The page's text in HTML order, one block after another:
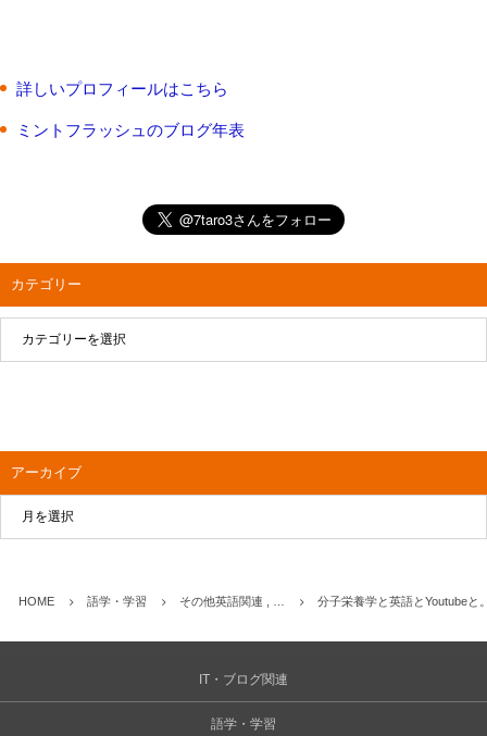
詳しいプロフィールはこちら
ミントフラッシュのブログ年表
カテゴリー
アーカイブ
HOME 語学・学習 その他英語関連 , … 分子栄養学と英語とYoutubeと
IT・ブログ関連
語学・学習